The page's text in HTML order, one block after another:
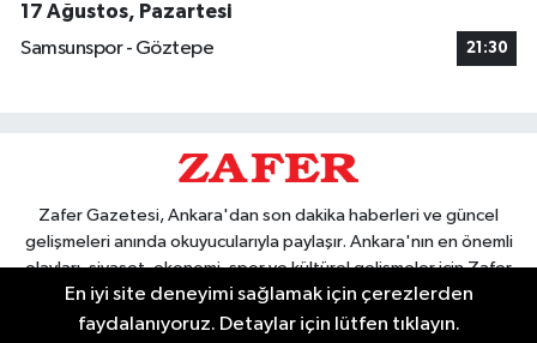
17 Ağustos, Pazartesi
Samsunspor - Göztepe
21:30
Zafer Gazetesi, Ankara'dan son dakika haberleri ve güncel
gelişmeleri anında okuyucularıyla paylaşır. Ankara'nın en önemli
olayları, siyaset, ekonomi, spor ve kültürel gelişmeler için Zafer
Gazetesi'ni takip edin. Başkentin güvendiği haber kaynağı.
En iyi site deneyimi sağlamak için çerezlerden
faydalanıyoruz. Detaylar için lütfen tıklayın.